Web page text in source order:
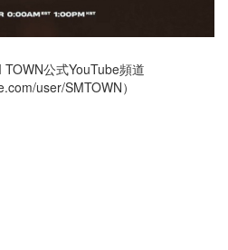
公式YouTube頻道
user/SMTOWN）